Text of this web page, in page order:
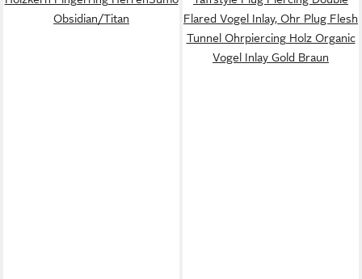
Obsidian/Titan
Flared Vogel Inlay, Ohr Plug Flesh
Tunnel Ohrpiercing Holz Organic
Vogel Inlay Gold Braun